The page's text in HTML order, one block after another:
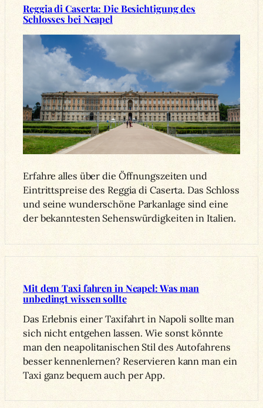
Reggia di Caserta: Die Besichtigung des
Schlosses bei Neapel
Erfahre alles über die Öffnungszeiten und
Eintrittspreise des Reggia di Caserta. Das Schloss
und seine wunderschöne Parkanlage sind eine
der bekanntesten Sehenswürdigkeiten in Italien.
Mit dem Taxi fahren in Neapel: Was man
unbedingt wissen sollte
Das Erlebnis einer Taxifahrt in Napoli sollte man
sich nicht entgehen lassen. Wie sonst könnte
man den neapolitanischen Stil des Autofahrens
besser kennenlernen? Reservieren kann man ein
Taxi ganz bequem auch per App.